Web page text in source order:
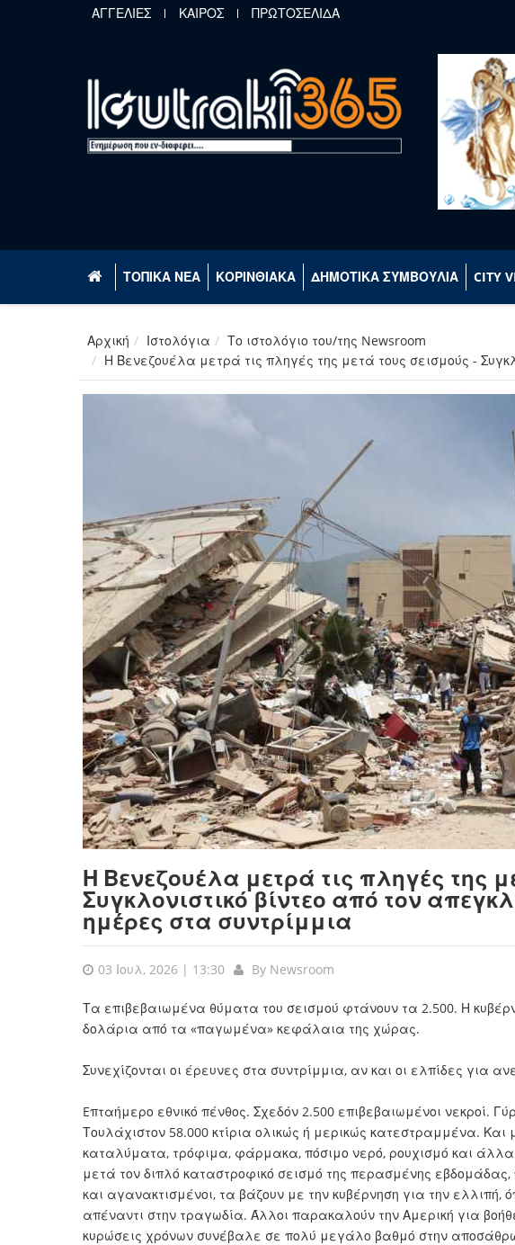
Παράκαμψη προς το κυρίως περιεχόμενο
ΑΓΓΕΛΙΕΣ ΚΑΙΡΟΣ ΠΡΩΤΟΣΕΛΙΔΑ
ΤΟΠΙΚΑ ΝΕΑ ΚΟΡΙΝΘΙΑΚΑ ΔΗΜΟΤΙΚΑ ΣΥΜΒΟΥΛΙΑ CITY
Αρχική Ιστολόγια
Το ιστολόγιο του/της Newsroom
Η Βενεζουέλα μετρά τις πληγές της μετά τους σεισμούς -
Η Βενεζουέλα μετρά τις πληγές της
Συγκλονιστικό βίντεο από τον
ημέρες στα συντρίμμια
03 Ιουλ, 2026 | 13:30 By Newsroom
Τα επιβεβαιωμένα θύματα του σεισμού φτάνουν τα 2.500. Η
δολάρια από τα «παγωμένα» κεφάλαια της χώρας.
Συνεχίζονται οι έρευνες στα συντρίμμια, αν και οι ελπίδες για
Eπταήμερο εθνικό πένθος. Σχεδόν 2.500 επιβεβαιωμένοι νεκροί.
Τουλάχιστον 58.000 κτίρια ολικώς ή μερικώς κατεστραμμένα.
καταλύματα, τρόφιμα, φάρμακα, πόσιμο νερό, ρουχισμό και
μετά τον διπλό καταστροφικό σεισμό της περασμένης
και αγανακτισμένοι, τα βάζουν με την κυβέρνηση για την ελλιπή,
απέναντι στην τραγωδία. Άλλοι παρακαλούν την Αμερική για
κυρώσεις χρόνων συνέβαλε σε πολύ μεγάλο βαθμό στην